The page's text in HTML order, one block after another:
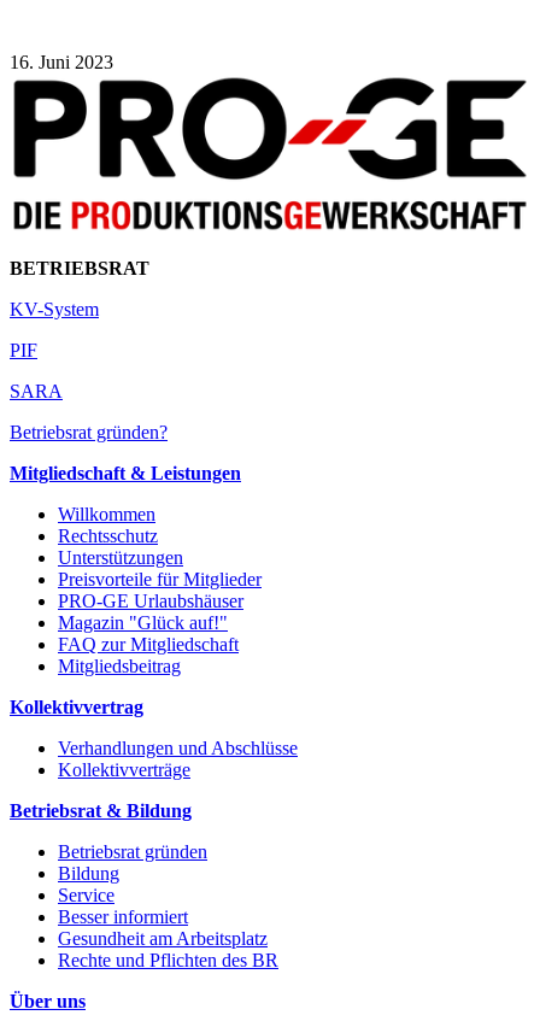
16. Juni 2023
BETRIEBSRAT
KV-System
PIF
SARA
Betriebsrat gründen?
Mitgliedschaft & Leistungen
Willkommen
Rechtsschutz
Unterstützungen
Preisvorteile für Mitglieder
PRO-GE Urlaubshäuser
Magazin "Glück auf!"
FAQ zur Mitgliedschaft
Mitgliedsbeitrag
Kollektivvertrag
Verhandlungen und Abschlüsse
Kollektivverträge
Betriebsrat & Bildung
Betriebsrat gründen
Bildung
Service
Besser informiert
Gesundheit am Arbeitsplatz
Rechte und Pflichten des BR
Über uns